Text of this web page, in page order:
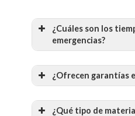
¿Cuáles son los
emergencias?
¿Ofrecen garantías
¿Qué tipo de